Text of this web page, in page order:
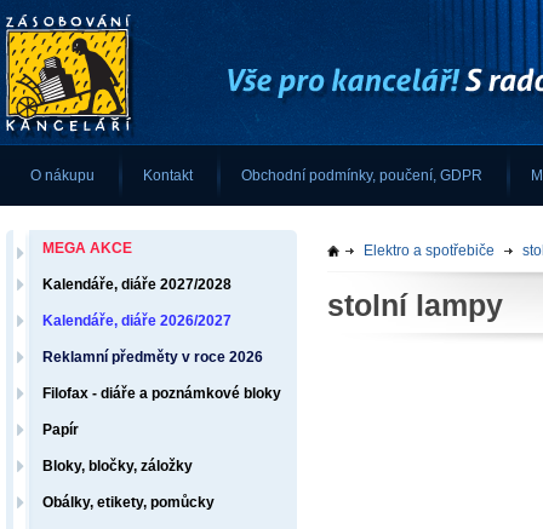
Elektro a spotřebiče
stolní lampy
MEGA AKCE
Kalendáře, diáře 2027/2028
Kalendáře, diáře 2026/2027
Reklamní předměty v roce 2026
Filofax - diáře a poznámkové bloky
Papír
Bloky, bločky, záložky
Obálky, etikety, pomůcky
O nákupu Kontakt Obchodní podmínky, poučení, GDPR